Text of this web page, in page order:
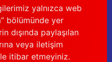
yalnızca web
bölümünde yer
dışında paylaşılan
veya iletişim
itibar etmeyiniz.